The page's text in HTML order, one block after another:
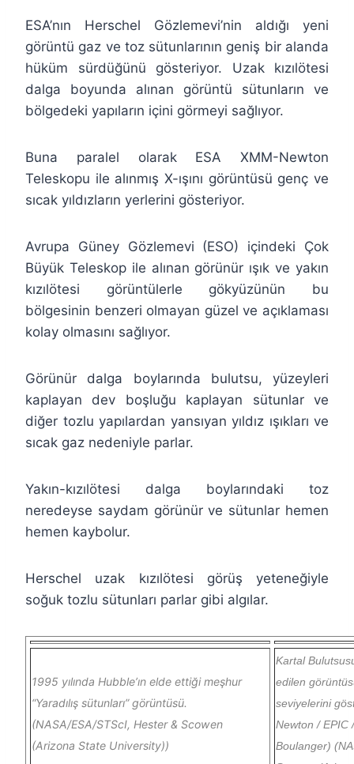
ESA’nın Herschel Gözlemevi’nin aldığı yeni
görüntü gaz ve toz sütunlarının geniş bir alanda
hüküm sürdüğünü gösteriyor. Uzak kızılötesi
dalga boyunda alınan görüntü sütunların ve
bölgedeki yapıların içini görmeyi sağlıyor.
Buna paralel olarak ESA XMM-Newton
Teleskopu ile alınmış X-ışını görüntüsü genç ve
sıcak yıldızların yerlerini gösteriyor.
Avrupa Güney Gözlemevi (ESO) içindeki Çok
Büyük Teleskop ile alınan görünür ışık ve yakın
kızılötesi görüntülerle gökyüzünün bu
bölgesinin benzeri olmayan güzel ve açıklaması
kolay olmasını sağlıyor.
Görünür dalga boylarında bulutsu, yüzeyleri
kaplayan dev boşluğu kaplayan sütunlar ve
diğer tozlu yapılardan yansıyan yıldız ışıkları ve
sıcak gaz nedeniyle parlar.
Yakın-kızılötesi dalga boylarındaki toz
neredeyse saydam görünür ve sütunlar hemen
hemen kaybolur.
Herschel uzak kızılötesi görüş yeteneğiyle
soğuk tozlu sütunları parlar gibi algılar.
1995 yılında Hubble’ın elde ettiği meşhur
“Yaradılış sütunları” görüntüsü.
(NASA/ESA/STScI, Hester & Scowen
(Arizona State University))
Kartal
edilen
seviyelerini
Newton / EPIC
Boulanger)